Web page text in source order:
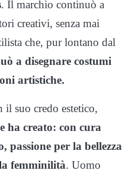
. Il marchio continuò a
creativi, senza mai
che, pur lontano dal
a disegnare costumi
artistiche.
il suo credo estetico,
ha creato: con cura
passione per la bellezza
femminilità. Uomo